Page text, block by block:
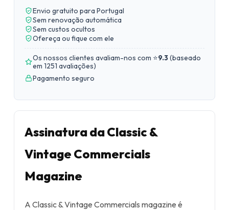
Envio gratuito para Portugal
Sem renovação automática
Sem custos ocultos
Ofereça ou fique com ele
Os nossos clientes avaliam-nos com ⭐9.3(baseado
em 1251 avaliações)
Pagamento seguro
Assinatura da Classic &
Vintage Commercials
Magazine
A Classic & Vintage Commercials magazine é